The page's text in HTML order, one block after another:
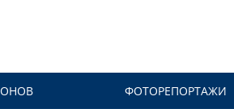
ФОТОРЕПОРТАЖИ